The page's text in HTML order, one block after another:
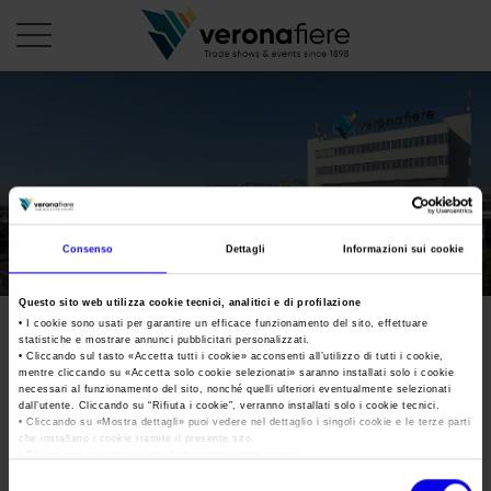
Consenso Dettagli Informazioni sui cookie
Questo sito web utilizza cookie tecnici, analitici e di profilazione
• I cookie sono usati per garantire un efficace funzionamento del sito, effettuare
statistiche e mostrare annunci pubblicitari personalizzati.
• Cliccando sul tasto «Accetta tutti i cookie» acconsenti all’utilizzo di tutti i cookie,
mentre cliccando su «Accetta solo cookie selezionati» saranno installati solo i cookie
necessari al funzionamento del sito, nonché quelli ulteriori eventualmente selezionati
dall’utente. Cliccando su “ Rifiuta i cookie”, verranno installati solo i cookie tecnici.
• Cliccando su «Mostra dettagli» puoi vedere nel dettaglio i singoli cookie e le terze parti
che installano i cookie tramite il presente sito.
it
PROFILO AZIENDALE
Consiglio di Amministrazione
Collegio Sindacale
Struttura organizzativa
Gruppo Veronafiere
Network internazionale
Calendario Italia 2026
Calendario Estero 2026
Calendario Italia 2027 – Primo semestre
Calendario Estero 2027 – Primo semestre
I nostri prodotti in Italia
ORGANIZZA DA NOI
Organizza una Fiera
Mappa e Servizi in quartiere
Una fiera, la sua città. Perché Verona
AREA STAMPA
Cartella stampa
Comunicati Stampa
Home
Info e servizi